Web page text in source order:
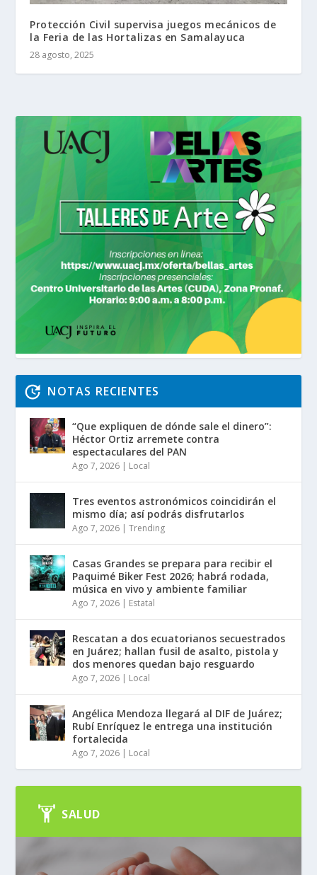
Protección Civil supervisa juegos mecánicos de
la Feria de las Hortalizas en Samalayuca
28 agosto, 2025
NOTAS RECIENTES
“Que expliquen de dónde sale el dinero”:
Héctor Ortiz arremete contra
espectaculares del PAN
Ago 7, 2026 | Local
Tres eventos astronómicos coincidirán el
mismo día; así podrás disfrutarlos
Ago 7, 2026 |Trending
Casas Grandes se prepara para recibir el
Paquimé Biker Fest 2026; habrá rodada,
música en vivo y ambiente familiar
Ago 7, 2026 | Estatal
Rescatan a dos ecuatorianos secuestrados
en Juárez; hallan fusil de asalto, pistola y
dos menores quedan bajo resguardo
Ago 7, 2026 | Local
Angélica Mendoza llegará al DIF de Juárez;
Rubí Enríquez le entrega una institución
fortalecida
Ago 7, 2026 | Local
SALUD